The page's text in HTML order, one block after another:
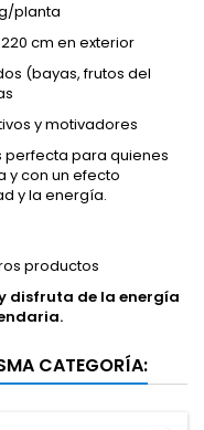
planta
cm en exterior
(bayas, frutos del
y motivadores
perfecta para quienes
y con un efecto
y la energía.
productos
disfruta de la energía
CATEGORÍA: